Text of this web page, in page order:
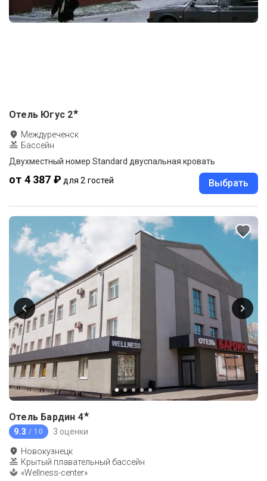
Отель Югус 2★
Междуреченск
Бассейн
Двухместный номер Standard двуспальная кровать
от 4 387 ₽ для 2 гостей Выбрать
Отель Бардин 4★
9.3 / 10 3 оценки
Новокузнецк
Крытый плавательный бассейн
«Wellness-center»